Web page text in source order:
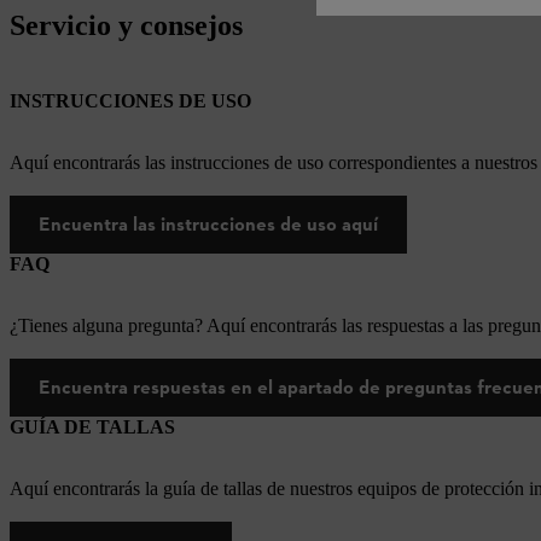
Servicio y consejos
INSTRUCCIONES DE USO
Aquí encontrarás las instrucciones de uso correspondientes a
Encuentra las instrucciones de uso aquí
FAQ
¿Tienes alguna pregunta? Aquí encontrarás las respuestas a las
Encuentra respuestas en el apartado de preguntas
GUÍA DE TALLAS
Aquí encontrarás la guía de tallas de nuestros equipos de protección